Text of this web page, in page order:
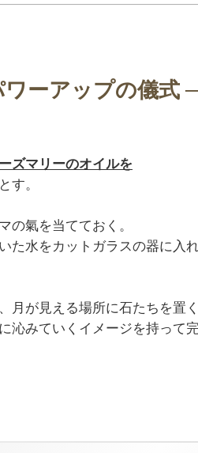
ズマリーのオイルを
す。
の氣を当てておく。
た水をカットガラスの器に入
月が見える場所に石たちを置